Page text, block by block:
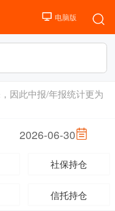
因此中报/年报统计更为
2026-06-30
社保持仓
信托持仓